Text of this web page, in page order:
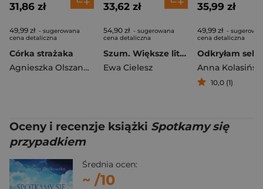
31,86 zł
49,99 zł - sugerowana
cena detaliczna
Córka strażaka
Agnieszka Olszanowska
33,62 zł
54,90 zł - sugerowana
cena detaliczna
Szum. Większe litery
Ewa Cielesz
35,99 zł
49,99 zł -
cena detaliczna
10,0 (1)
Oceny i recenzje książki Spotkamy się
przypadkiem
Średnia ocen:
~ /10